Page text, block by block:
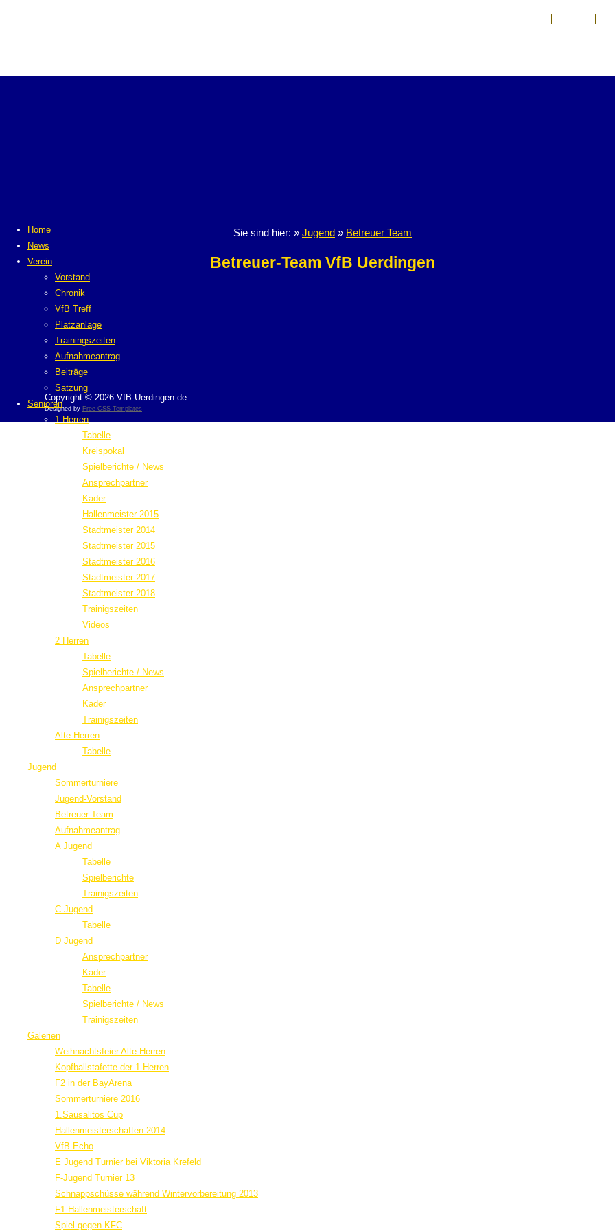
Home
News
Verein
Vorstand
Chronik
VfB Treff
Platzanlage
Trainingszeiten
Aufnahmeantrag
Beiträge
Satzung
Senioren
1 Herren
Tabelle
Kreispokal
Spielberichte / News
Ansprechpartner
Kader
Hallenmeister 2015
Stadtmeister 2014
Stadtmeister 2015
Stadtmeister 2016
Stadtmeister 2017
Stadtmeister 2018
Trainigszeiten
Videos
2 Herren
Tabelle
Spielberichte / News
Ansprechpartner
Kader
Trainigszeiten
Alte Herren
Tabelle
Jugend
Sommerturniere
Jugend-Vorstand
Betreuer Team
Aufnahmeantrag
A Jugend
Tabelle
Spielberichte
Trainigszeiten
C Jugend
Tabelle
D Jugend
Ansprechpartner
Kader
Tabelle
Spielberichte / News
Trainigszeiten
Galerien
Weihnachtsfeier Alte Herren
Kopfballstafette der 1 Herren
F2 in der BayArena
Sommerturniere 2016
1.Sausalitos Cup
Hallenmeisterschaften 2014
VfB Echo
E Jugend Turnier bei Viktoria Krefeld
F-Jugend Turnier 13
Schnappschüsse während Wintervorbereitung 2013
F1-Hallenmeisterschaft
Spiel gegen KFC
Sie sind hier: » Jugend » Betreuer Team
Betreuer-Team VfB Uerdingen
Copyright © 2026 VfB-Uerdingen.de
Designed by Free CSS Templates